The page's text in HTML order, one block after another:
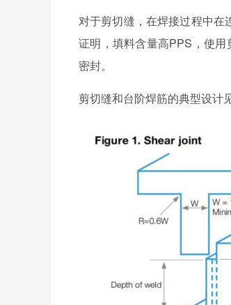
对于剪切缝，在焊接过程中在
证明，填料含量高PPS，使
密封。
剪切缝和台阶焊筋的典型设计